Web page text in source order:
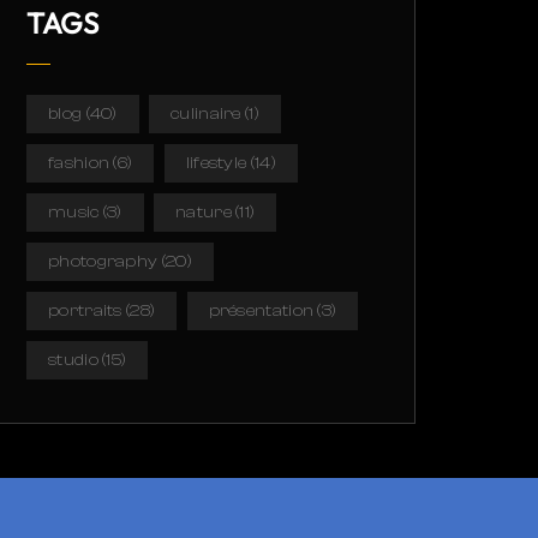
TAGS
blog (40) culinaire (1)
fashion (6) lifestyle (14)
music (3) nature(11)
photography (20)
portraits (28) présentation (3)
studio(15)